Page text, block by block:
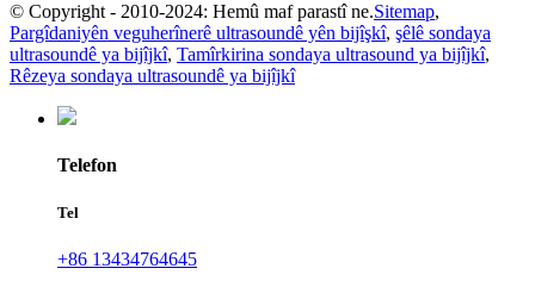
© Copyright - 2010-2024: Hemû maf parastî ne.Sitemap,
Pargîdaniyên veguherînerê ultrasoundê yên bijîşkî, şêlê sondaya
ultrasoundê ya bijîjkî, Tamîrkirina sondaya ultrasound ya bijîjkî,
Rêzeya sondaya ultrasoundê ya bijîjkî
Telefon
Tel
+86 13434764645